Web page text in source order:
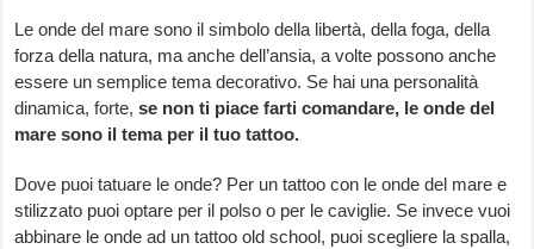
Le onde del mare sono il simbolo della libertà, della foga, della
forza della natura, ma anche dell’ansia, a volte possono anche
essere un semplice tema decorativo. Se hai una personalità
dinamica, forte,se non ti piace farti comandare, le onde del
mare sono il tema per il tuo tattoo.
Dove puoi tatuare le onde? Per un tattoo con le onde del mare e
stilizzato puoi optare per il polso o per le caviglie. Se invece vuoi
abbinare le onde ad un tattoo old school, puoi scegliere la spalla,